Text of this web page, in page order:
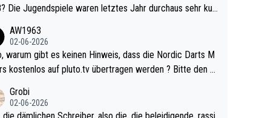
sehr kur
Somit ändert die automatische Qualifikation des Weltm
nichts. Ich denke sie wollen damit für nächste
wenig WDF Turniere spielen. Dies war bei Archie Self l
Jahr der Fall. Er musste als amtierender Weltmeister d
AW1963
02-06-2026
M
kostenlos auf pluto.tv übertragen werden ? Bitte den A
Grobi
02-06-2026